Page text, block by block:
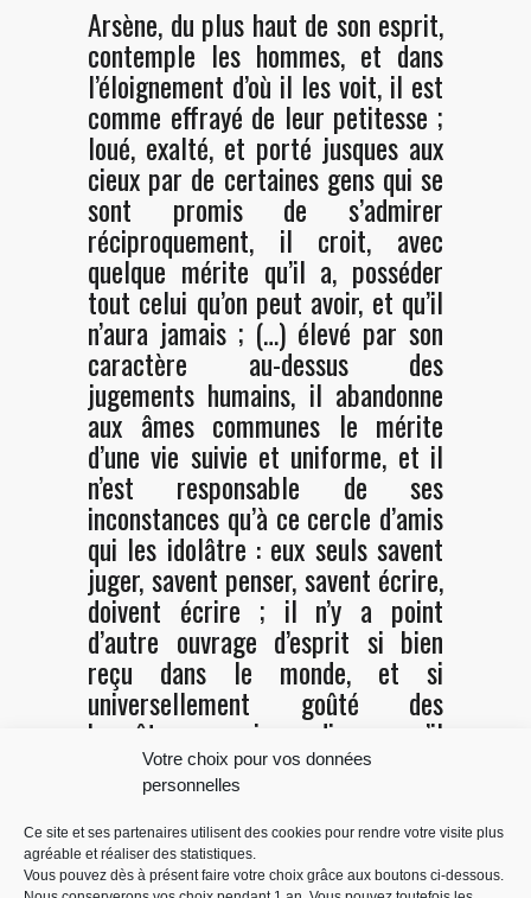
Votre choix pour vos données
personnelles
Ce site et ses partenaires utilisent des cookies pour rendre votre visite plus
agréable et réaliser des statistiques.
Vous pouvez dès à présent faire votre choix grâce aux boutons ci-dessous.
Arsène, du plus haut de son esprit,
contemple les hommes, et dans
l’éloignement d’où il les voit, il est
comme effrayé de leur petitesse ;
loué, exalté, et porté jusques aux
cieux par de certaines gens qui se
sont promis de s’admirer
réciproquement, il croit, avec
quelque mérite qu’il a, posséder
tout celui qu’on peut avoir, et qu’il
n’aura jamais ; (…) élevé par son
caractère au-dessus des
jugements humains, il abandonne
aux âmes communes le mérite
d’une vie suivie et uniforme, et il
n’est responsable de ses
inconstances qu’à ce cercle d’amis
qui les idolâtre : eux seuls savent
juger, savent penser, savent écrire,
doivent écrire ; il n’y a point
d’autre ouvrage d’esprit si bien
reçu dans le monde, et si
universellement goûté des
honnêtes gens, je ne dis pas qu’il
veuille approuver, mais qu’il daigne
lire : incapable d’être corrigé par
cette peinture, qu’il ne lira point.